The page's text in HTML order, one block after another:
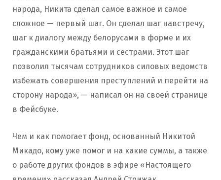
народа, Никита сделал самое важное и самое
сложное — первый шаг. Он сделал шаг навстречу,
шаг к диалогу между белорусами в форме и их
гражданскими братьями и сестрами. Этот шаг
позволил тысячам сотрудников силовых ведомств
избежать совершения преступлений и перейти на
сторону народа», — написал он на своей странице
в Фейсбуке.
Чем и как помогает фонд, основанный Никитой
Микадо, кому уже помог и на какие суммы, а также
о работе других фондов в эфире «Настоящего